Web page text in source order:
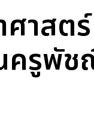
าสต
ครูพั